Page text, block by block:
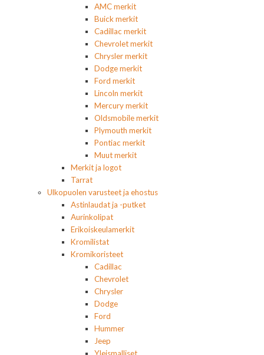
AMC merkit
Buick merkit
Cadillac merkit
Chevrolet merkit
Chrysler merkit
Dodge merkit
Ford merkit
Lincoln merkit
Mercury merkit
Oldsmobile merkit
Plymouth merkit
Pontiac merkit
Muut merkit
Merkit ja logot
Tarrat
Ulkopuolen varusteet ja ehostus
Astinlaudat ja -putket
Aurinkolipat
Erikoiskeulamerkit
Kromilistat
Kromikoristeet
Cadillac
Chevrolet
Chrysler
Dodge
Ford
Hummer
Jeep